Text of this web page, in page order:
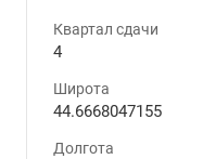
Квартал сдачи
4
Широта
44.6668047155
Долгота